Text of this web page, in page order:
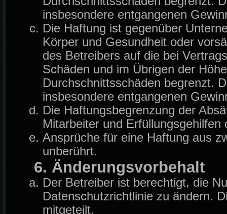
insbesondere entgangenen
Die Haftung ist gegenüber
Körper und Gesundheit oder
des Betreibers auf die bei
Schäden und im Übrigen der
Durchschnittsschäden begrenzt.
insbesondere entgangenen
Die Haftungsbegrenzung der
Mitarbeiter und Erfüllungsgehilfen
Ansprüche für eine Haftung aus
unberührt.
6. Änderungsvorbehalt
Der Betreiber ist berechtigt, die
Datenschutzrichtlinie zu ändern.
mitgeteilt.